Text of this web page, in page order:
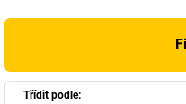
Třídit podle: